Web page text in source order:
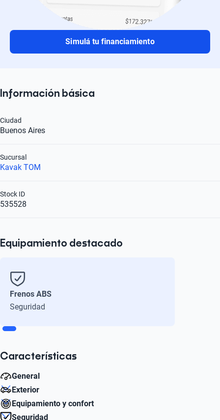
Simulá tu financiamiento
Información básica
Buenos Aires
Ciudad
Kavak TOM
Sucursal
535528
Stock ID
Equipamiento destacado
Frenos ABS
Seguridad
Características
General
1058
Combined (km)
Exterior
Diámetro de Rin
Equipamiento y confort
Seguridad